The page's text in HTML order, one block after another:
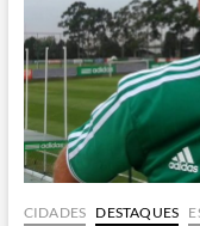
má
conservação
de
ruas
CIDADES DESTAQUES